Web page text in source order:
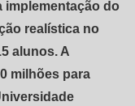
implementação do
realística no
alunos. A
milhões para